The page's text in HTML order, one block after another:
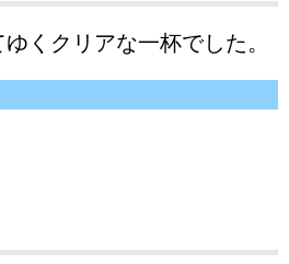
くクリアな一杯でした。